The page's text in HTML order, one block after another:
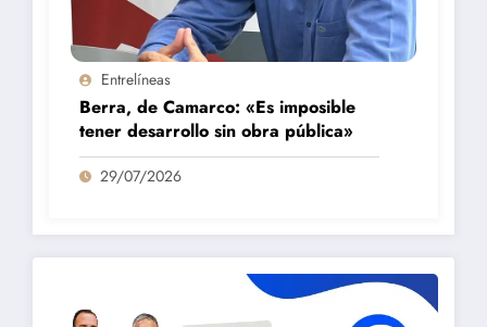
Entrelíneas
Berra, de Camarco: «Es imposible
tener desarrollo sin obra pública»
29/07/2026